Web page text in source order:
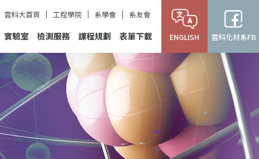
雲科大首頁 工程學院 系學會 系友會
實驗室 檢測服務 課程規劃 表單下載 ENGLISH 雲科化材系FB